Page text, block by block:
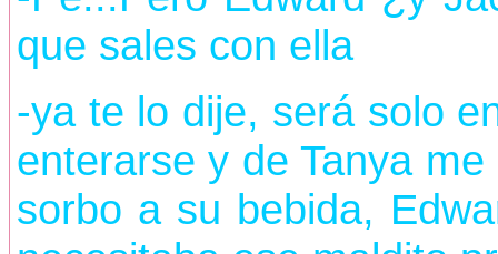
que sales con ella
-ya te lo dije, será solo
enterarse y de Tanya
sorbo a su bebida,